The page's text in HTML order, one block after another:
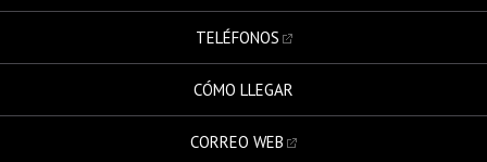
TELÉFONOS
CÓMO LLEGAR
CORREO WEB